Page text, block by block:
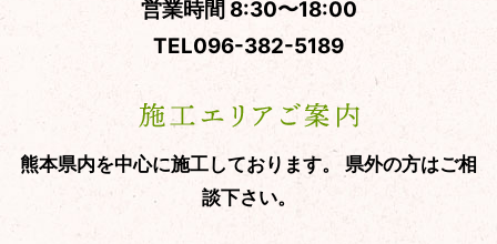
営業時間 8:30〜18:00
TEL096-382-5189
熊本県内を中心に施工しております。
県外の方はご相
談下さい。